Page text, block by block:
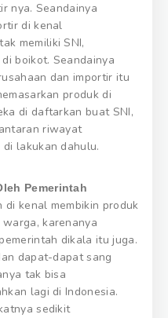
nya. Seandainya
di kenal
memiliki SNI,
boikot. Seandainya
dan importir itu
produk di
di daftarkan buat SNI,
riwayat
lakukan dahulu.
Pemerintah
di kenal membikin produk
karenanya
dikala itu juga.
dapat-dapat sang
tak bisa
lagi di Indonesia.
sedikit